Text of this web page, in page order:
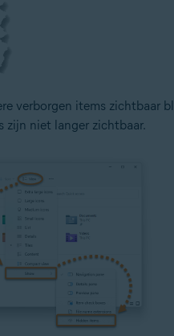
verborgen items zichtbaar
zijn niet langer zichtbaar.